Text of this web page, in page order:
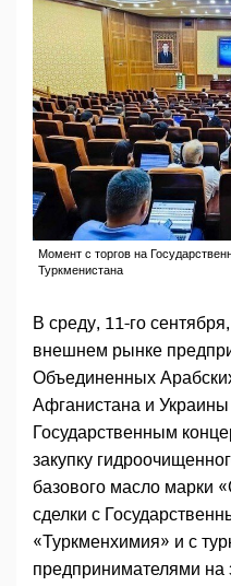
Момент с торгов на
Туркменистана
В среду, 11-го
внешнем рынке
Объединенных
Афганистана и Украины
Государственным
закупку
базового масло марки
сделки с
«Туркменхимия» и с
предпринимателями на